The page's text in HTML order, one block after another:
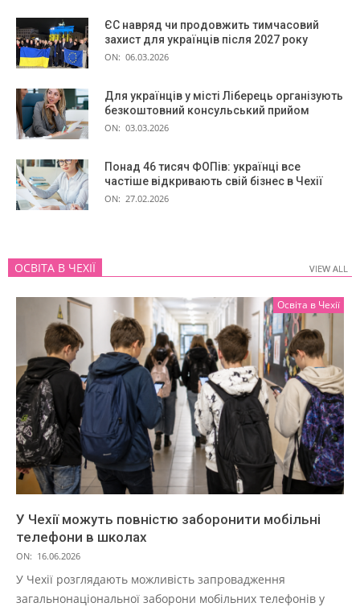
ЄС навряд чи продовжить тимчасовий
захист для українців після 2027 року
ON: 06.03.2026
Для українців у місті Ліберець організують
безкоштовний консульський прийом
ON: 03.03.2026
Понад 46 тисяч ФОПів: українці все
частіше відкривають свій бізнес в Чехії
ON: 27.02.2026
ОСВІТА В ЧЕХІЇ VIEW ALL
Освіта в Чехії
У Чехії можуть повністю заборонити мобільні
телефони в школах
ON: 16.06.2026
У Чехії розглядають можливість запровадження
загальнонаціональної заборони мобільних телефонів у
VIEW ALL